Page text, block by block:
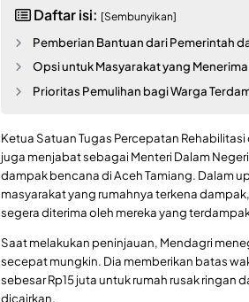
Daftar isi: [Sembunyikan]
Pemberian Bantuan dari Pemerintah
Opsi untuk Masyarakat yang
Prioritas Pemulihan bagi Warga
Ketua Satuan Tugas Percepatan
juga menjabat sebagai Menteri Dalam
dampak bencana di Aceh Tamiang. Dalam
masyarakat yang rumahnya terkena
segera diterima oleh mereka yang
Saat melakukan peninjauan, Mendagri
secepat mungkin. Dia memberikan batas
sebesar Rp15 juta untuk rumah rusak ringan
dicairkan.